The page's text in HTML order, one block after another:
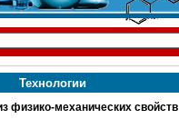
Технологии
механических свойств